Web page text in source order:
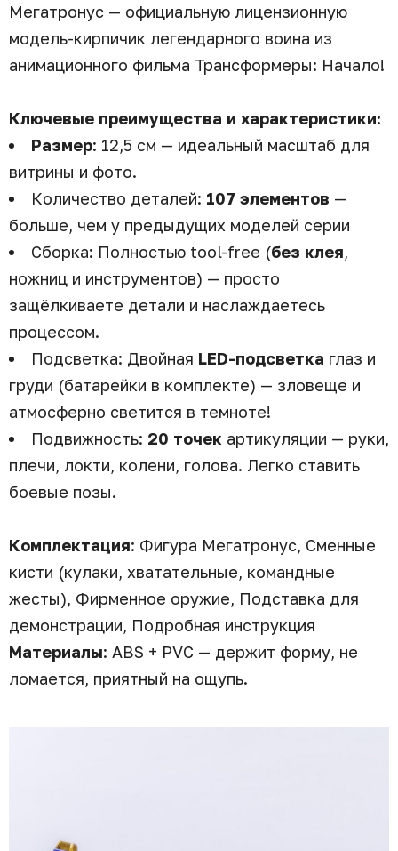
Мегатронус — официальную лицензионную
модель-кирпичик легендарного воина из
анимационного фильма Трансформеры: Начало!
Ключевые преимущества и характеристики:
Размер: 12,5 см — идеальный масштаб для
витрины и фото.
Количество деталей: 107 элементов —
больше, чем у предыдущих моделей серии
Сборка: Полностью tool-free (без клея,
ножниц и инструментов) — просто
защёлкиваете детали и наслаждаетесь
процессом.
Подсветка: Двойная LED-подсветка глаз и
груди (батарейки в комплекте) — зловеще и
атмосферно светится в темноте!
Подвижность: 20 точек артикуляции — руки,
плечи, локти, колени, голова. Легко ставить
боевые позы.
Комплектация: Фигура Мегатронус, Сменные
кисти (кулаки, хватательные, командные
жесты), Фирменное оружие, Подставка для
демонстрации, Подробная инструкция
Материалы: ABS + PVC — держит форму, не
ломается, приятный на ощупь.